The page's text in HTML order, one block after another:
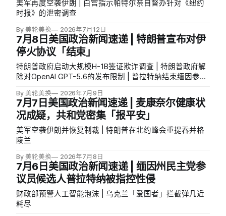
美军再度空袭伊朗 | 白宫指示帕特尔亲自督办针对《纽约
时报》的泄密调查
By 美轮美换 2026年7月12日
7月8日美国政治新闻速递 | 特朗普宣布对伊
停火协议「结束」
特朗普政府启动大规模H-1B签证欺诈调查 | 特朗普政府解
除对OpenAI GPT-5.6的发布限制 | 普拉特纳结束缅因参院
By 美轮美换 2026年7月9日
7月7日美国政治新闻速递 | 麦康奈尔健康状
况成疑，共和党密集「报平安」
美军空袭伊朗并恢复制裁 | 特朗普在北约峰会重提吞并格
陵兰
By 美轮美换 2026年7月8日
7月6日美国政治新闻速递 | 缅因州民主党参
议员候选人普拉特纳被指控性侵
财政部预警人工智能泡沫 | 乌克兰「爱国者」拦截弹几近
耗尽